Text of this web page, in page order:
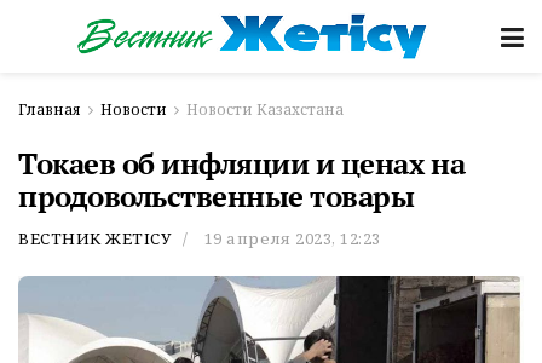
Главная Новости Новости Казахстана
Токаев об инфляции и ценах на
продовольственные товары
ВЕСТНИК ЖЕТІСУ 19 апреля 2023, 12:23